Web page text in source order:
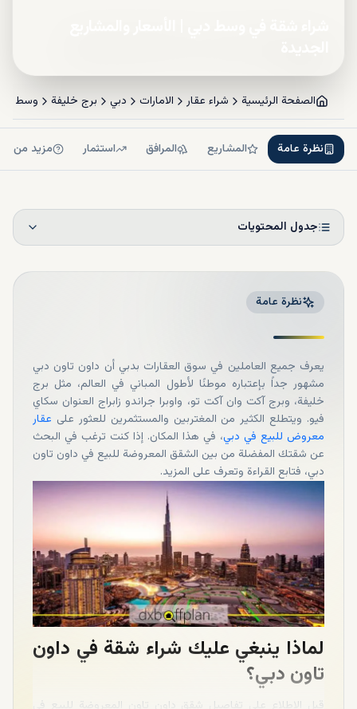
الصفحة الرئيسية شراء عقار الامارات دبي برج خليفة وسط
نظرة عامة المشاريع المرافق استثمار مزيد من
جدول المحتويات
نظرة عامة
يعرف جميع العاملين في سوق العقارات بدبي أن داون تاون دبي
مشهور جداً بإعتباره موطنًا لأطول المباني في العالم، مثل برج
خليفة، وبرج آكت وان آكت تو، واوبرا جراندو زابراج العنوان سكاي
فيو. ويتطلع الكثير من المغتربين والمستثمرين للعثور على عقار
معروض للبيع في دبي، في هذا المكان. إذا كنت ترغب في البحث
عن شقتك المفضلة من بين الشقق المعروضة للبيع في داون تاون
دبي، فتابع القراءة وتعرف على المزيد.
لماذا ينبغي عليك شراء شقة في داون
تاون دبي؟